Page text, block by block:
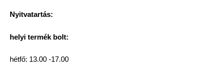
Nyitvatartás:
helyi termék bolt:
hétfő: 13.00 -17.00